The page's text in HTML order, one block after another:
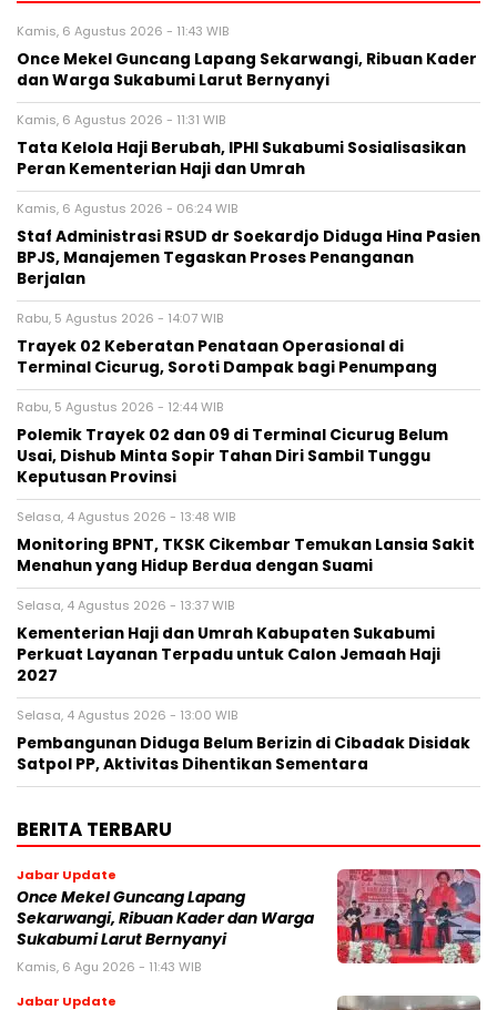
Kamis, 6 Agustus 2026 - 11:43 WIB
Once Mekel Guncang Lapang Sekarwangi, Ribuan Kader
dan Warga Sukabumi Larut Bernyanyi
Kamis, 6 Agustus 2026 - 11:31 WIB
Tata Kelola Haji Berubah, IPHI Sukabumi Sosialisasikan
Peran Kementerian Haji dan Umrah
Kamis, 6 Agustus 2026 - 06:24 WIB
Staf Administrasi RSUD dr Soekardjo Diduga Hina Pasien
BPJS, Manajemen Tegaskan Proses Penanganan
Berjalan
Rabu, 5 Agustus 2026 - 14:07 WIB
‎Trayek 02 Keberatan Penataan Operasional di
Terminal Cicurug, Soroti Dampak bagi Penumpang
Rabu, 5 Agustus 2026 - 12:44 WIB
Polemik Trayek 02 dan 09 di Terminal Cicurug Belum
Usai, Dishub Minta Sopir Tahan Diri Sambil Tunggu
Keputusan Provinsi
Selasa, 4 Agustus 2026 - 13:48 WIB
‎Monitoring BPNT, TKSK Cikembar Temukan Lansia Sakit
Menahun yang Hidup Berdua dengan Suami
Selasa, 4 Agustus 2026 - 13:37 WIB
Kementerian Haji dan Umrah Kabupaten Sukabumi
Perkuat Layanan Terpadu untuk Calon Jemaah Haji
2027
Selasa, 4 Agustus 2026 - 13:00 WIB
‎Pembangunan Diduga Belum Berizin di Cibadak Disidak
Satpol PP, Aktivitas Dihentikan Sementara‎
BERITA TERBARU
Jabar Update
Once Mekel Guncang Lapang
Sekarwangi, Ribuan Kader dan Warga
Sukabumi Larut Bernyanyi
Kamis, 6 Agu 2026 - 11:43 WIB
Jabar Update